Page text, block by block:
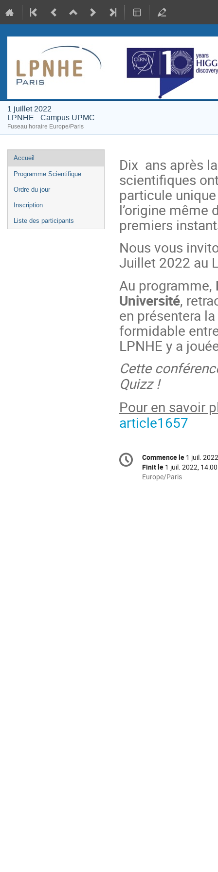
1 juillet 2022
LPNHE - Campus UPMC
Fuseau horaire Europe/Paris
Menu
de
l'événement
Accueil
Programme Scientifique
Ordre du jour
Inscription
Liste des participants
Dix ans après
scientifiques
particule
l’origine même
premiers
Nous vous
Juillet 2022 au
Au programme,
Université,
en présentera
formidable
LPNHE y a
Cette
Quizz !
Pour en savoir
article1657
Information
de
Date/Heure
Commence le 1 juil.
Finit le 1 juil. 2022, 14:00
Toutes
Europe/Paris